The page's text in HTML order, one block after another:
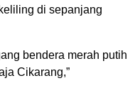
di sepanjang
bendera merah putih
Cikarang,”